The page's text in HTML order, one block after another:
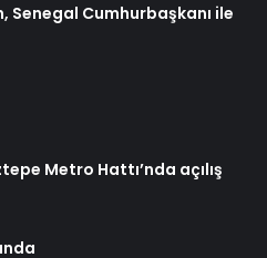
Senegal Cumhurbaşkanı ile
Metro Hattı’nda açılış